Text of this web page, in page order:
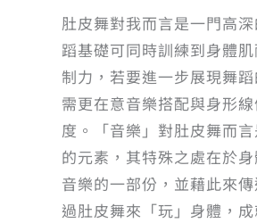
肚皮舞對我而言是一門高
蹈基礎可同時訓練到身體
制力，若要進一步展現舞蹈
需更在意音樂搭配與身形
度。「音樂」對肚皮舞而
的元素，其特殊之處在於
音樂的一部份，並藉此來
過肚皮舞來「玩」身體，